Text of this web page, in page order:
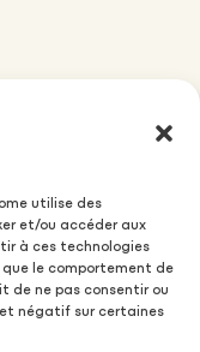
utilise des
et/ou accéder aux
à ces technologies
le comportement de
de ne pas consentir ou
négatif sur certaines